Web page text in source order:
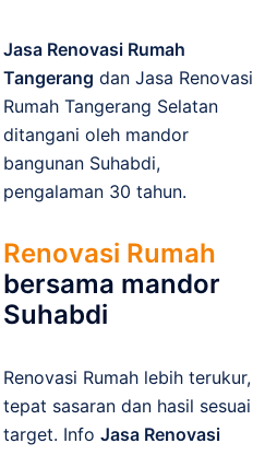
Jasa Renovasi Rumah
Tangerang dan Jasa Renovasi
Rumah Tangerang Selatan
ditangani oleh mandor
bangunan Suhabdi,
pengalaman 30 tahun.
Renovasi Rumah
bersama mandor
Suhabdi
Renovasi Rumah lebih terukur,
tepat sasaran dan hasil sesuai
target. Info Jasa Renovasi